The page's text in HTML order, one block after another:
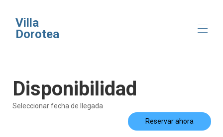
Villa
Dorotea
Descripción general
Mapa
Galería
Disponibilidad
Disponibilidad
Seleccionar fecha de llegada
Reservar ahora